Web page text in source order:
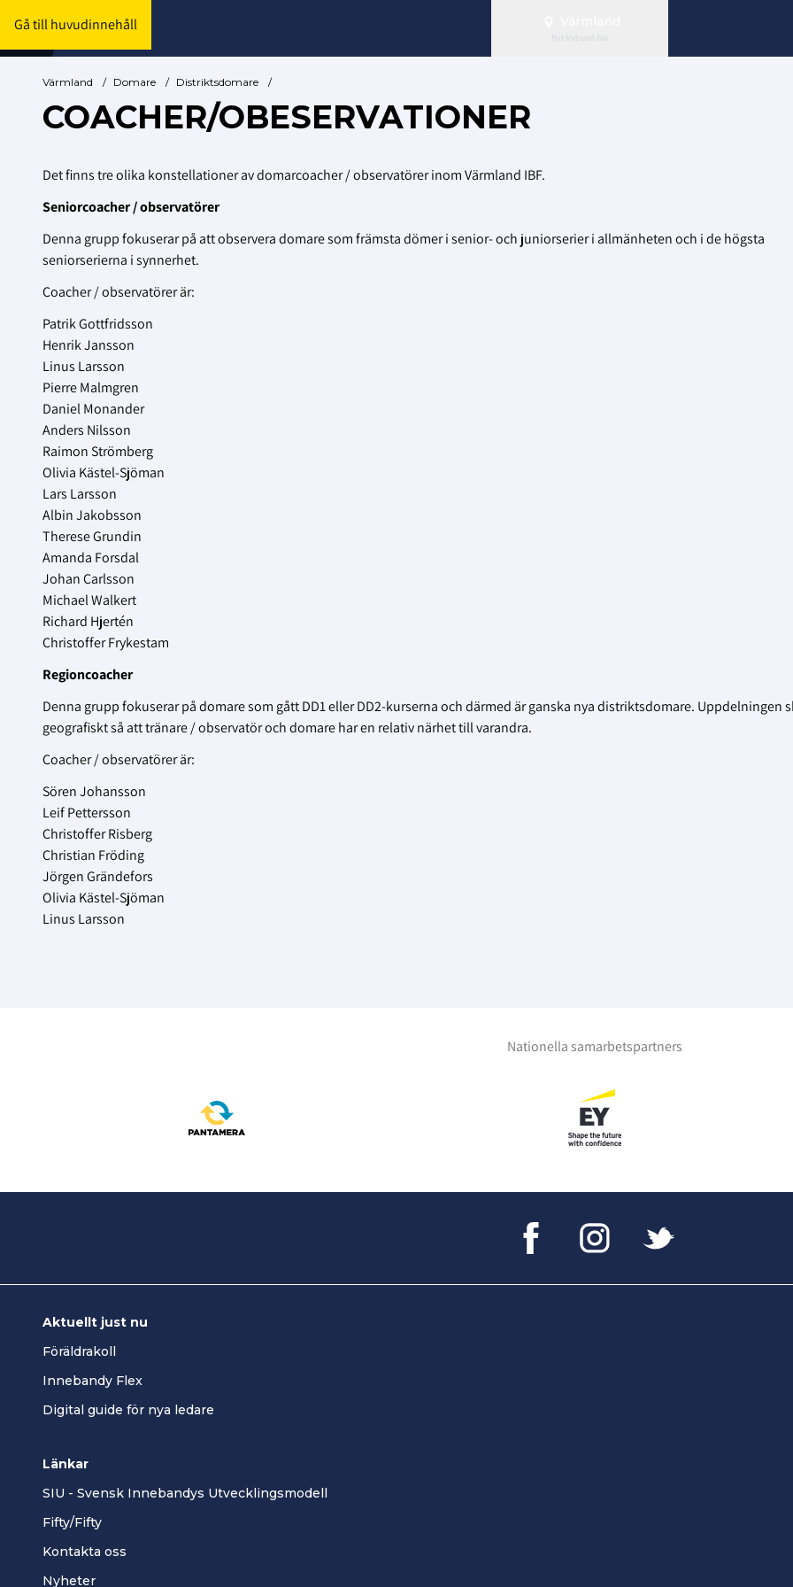
Gå till huvudinnehåll
Byt förbund här
Värmland / Domare / Distriktsdomare /
COACHER/OBESERVATIONER
Det finns tre olika konstellationer av domarcoacher / observatörer inom Värmland IBF.
Seniorcoacher / observatörer
Denna grupp fokuserar på att observera domare som främsta dömer i senior- och juniorserier i allmänheten och i de högsta
seniorserierna i synnerhet.
Coacher / observatörer är:
Patrik Gottfridsson
Henrik Jansson
Linus Larsson
Pierre Malmgren
Daniel Monander
Anders Nilsson
Raimon Strömberg
Olivia Kästel-Sjöman
Lars Larsson
Albin Jakobsson
Therese Grundin
Amanda Forsdal
Johan Carlsson
Michael Walkert
Richard Hjertén
Christoffer Frykestam
Regioncoacher
Denna grupp fokuserar på domare som gått DD1 eller DD2-kurserna och därmed är ganska nya distriktsdomare. Uppdelningen
geografiskt så att tränare / observatör och domare har en relativ närhet till varandra.
Coacher / observatörer är:
Sören Johansson
Leif Pettersson
Christoffer Risberg
Christian Fröding
Jörgen Grändefors
Olivia Kästel-Sjöman
Linus Larsson
Nationella samarbetspartners
Aktuellt just nu
Föräldrakoll
Innebandy Flex
Digital guide för nya ledare
Länkar
SIU - Svensk Innebandys Utvecklingsmodell
Fifty/Fifty
Kontakta oss
Nyheter